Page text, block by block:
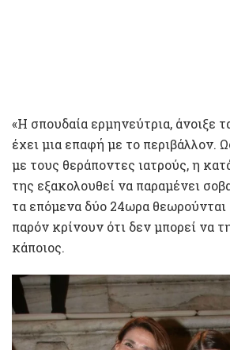
«Η σπουδαία ερμηνεύτρια, άνοιξε
έχει μια επαφή με το περιβάλλον.
με τους θεράποντες ιατρούς, η
της εξακολουθεί να παραμένει
τα επόμενα δύο 24ωρα θεωρούνται
παρόν κρίνουν ότι δεν μπορεί να
κάποιος.